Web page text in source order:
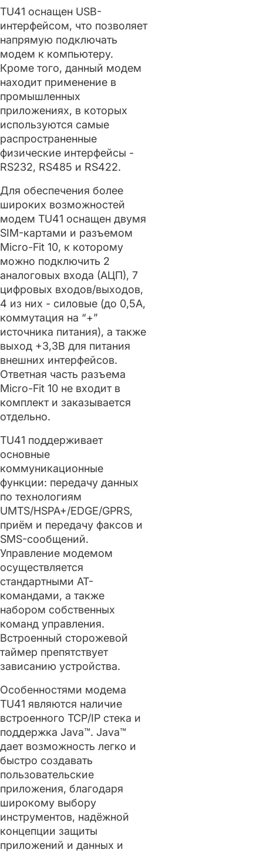
TU41 оснащен USB-
интерфейсом, что позволяет
напрямую подключать
модем к компьютеру.
Кроме того, данный модем
находит применение в
промышленных
приложениях, в которых
используются самые
распространенные
физические интерфейсы -
RS232, RS485 и RS422.
Для обеспечения более
широких возможностей
модем TU41 оснащен двумя
SIM-картами и разъемом
Micro-Fit 10, к которому
можно подключить 2
аналоговых входа (АЦП), 7
цифровых входов/выходов,
4 из них - силовые (до 0,5А,
коммутация на “+”
источника питания), а также
выход +3,3В для питания
внешних интерфейсов.
Ответная часть разъема
Micro-Fit 10 не входит в
комплект и заказывается
отдельно.
TU41 поддерживает
основные
коммуникационные
функции: передачу данных
по технологиям
UMTS/HSPA+/EDGE/GPRS,
приём и передачу факсов и
SMS-сообщений.
Управление модемом
осуществляется
стандартными AT-
командами, а также
набором собственных
команд управления.
Встроенный сторожевой
таймер препятствует
зависанию устройства.
Особенностями модема
TU41 являются наличие
встроенного TCP/IP стека и
поддержка Java™. Java™
дает возможность легко и
быстро создавать
пользовательские
приложения, благодаря
широкому выбору
инструментов, надёжной
концепции защиты
приложений и данных и